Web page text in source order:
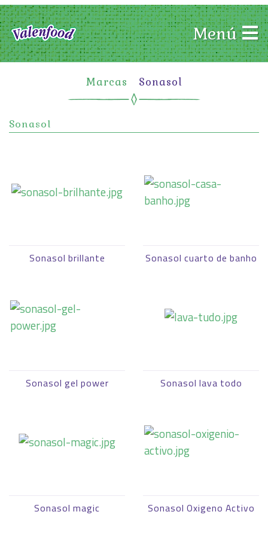
Menú
Marcas Sonasol
Sonasol
Sonasol brillante Sonasol cuarto de banho
Sonasol gel power Sonasol lava todo
Sonasol magic Sonasol Oxigeno Activo